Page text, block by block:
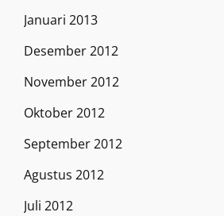
Januari 2013
Desember 2012
November 2012
Oktober 2012
September 2012
Agustus 2012
Juli 2012